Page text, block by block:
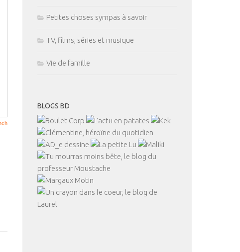
Petites choses sympas à savoir
TV, films, séries et musique
Vie de famille
BLOGS BD